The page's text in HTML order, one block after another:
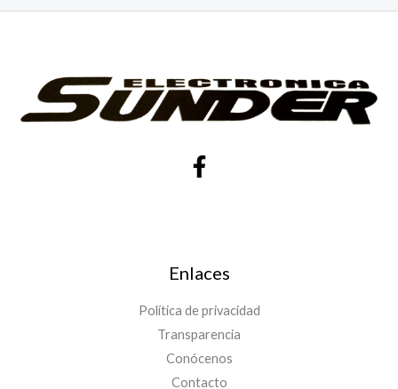
Enlaces
Política de privacidad
Transparencia
Conócenos
Contacto